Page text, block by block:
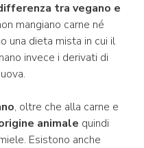
tra vegano e
mangiano carne né
una dieta mista in cui il
invece i derivati di
, oltre che alla carne e
animale quindi
Esistono anche